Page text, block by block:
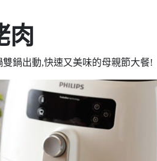
肉
鍋出動,快速又美味的母親節大餐!